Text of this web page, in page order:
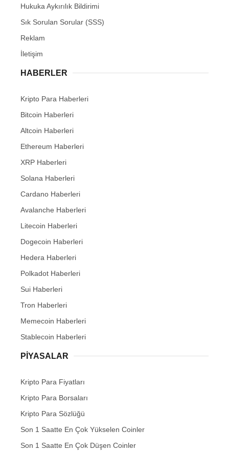
Hukuka Aykırılık Bildirimi
Sık Sorulan Sorular (SSS)
Reklam
İletişim
HABERLER
Kripto Para Haberleri
Bitcoin Haberleri
Altcoin Haberleri
Ethereum Haberleri
XRP Haberleri
Solana Haberleri
Cardano Haberleri
Avalanche Haberleri
Litecoin Haberleri
Dogecoin Haberleri
Hedera Haberleri
Polkadot Haberleri
Sui Haberleri
Tron Haberleri
Memecoin Haberleri
Stablecoin Haberleri
PIYASALAR
Kripto Para Fiyatları
Kripto Para Borsaları
Kripto Para Sözlüğü
Son 1 Saatte En Çok Yükselen Coinler
Son 1 Saatte En Çok Düşen Coinler